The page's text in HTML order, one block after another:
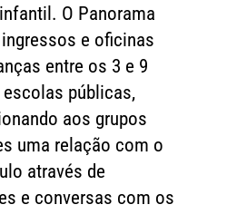
O Panorama
e oficinas
entre os 3 e 9
escolas públicas,
aos grupos
uma relação com o
através de
e conversas com os